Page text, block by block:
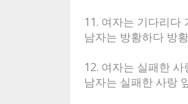
11. 여자는 기다리다
남자는 방황하다 방
12. 여자는 실패한
남자는 실패한 사랑